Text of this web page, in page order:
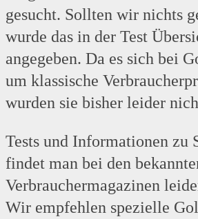
gesucht. Sollten wir nichts
wurde das in der Test
angegeben. Da es sich bei
um klassische
wurden sie bisher leider
Tests und Informationen zu
findet man bei den
Verbrauchermagazinen
Wir empfehlen spezielle